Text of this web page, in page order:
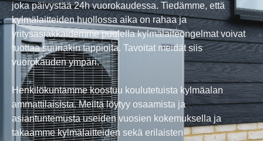
joka päivystää 24h vuorokaudessa. Tiedämme, että
kylmälaitteiden huollossa aika on rahaa ja
yritysasiakkaidemme puolella kylmälaiteongelmat voivat
tuottaa suuriakin tappioita. Tavoitat meidät siis
vuorokauden ympäri.
Henkilökuntamme koostuu koulutetuista kylmäalan
ammattilaisista. Meiltä löytyy osaamista ja
asiantuntemusta useiden vuosien kokemuksella ja
takaamme kylmälaitteiden sekä erilaisten